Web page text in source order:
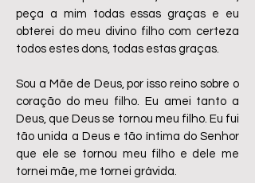
peça a mim todas essas graças e eu
obterei do meu divino filho com certeza
todos estes dons, todas estas graças.
Sou a Mãe de Deus, por isso reino sobre o
coração do meu filho. Eu amei tanto a
Deus, que Deus se tornou meu filho. Eu fui
tão unida a Deus e tão íntima do Senhor
que ele se tornou meu filho e dele me
tornei mãe, me tornei grávida.